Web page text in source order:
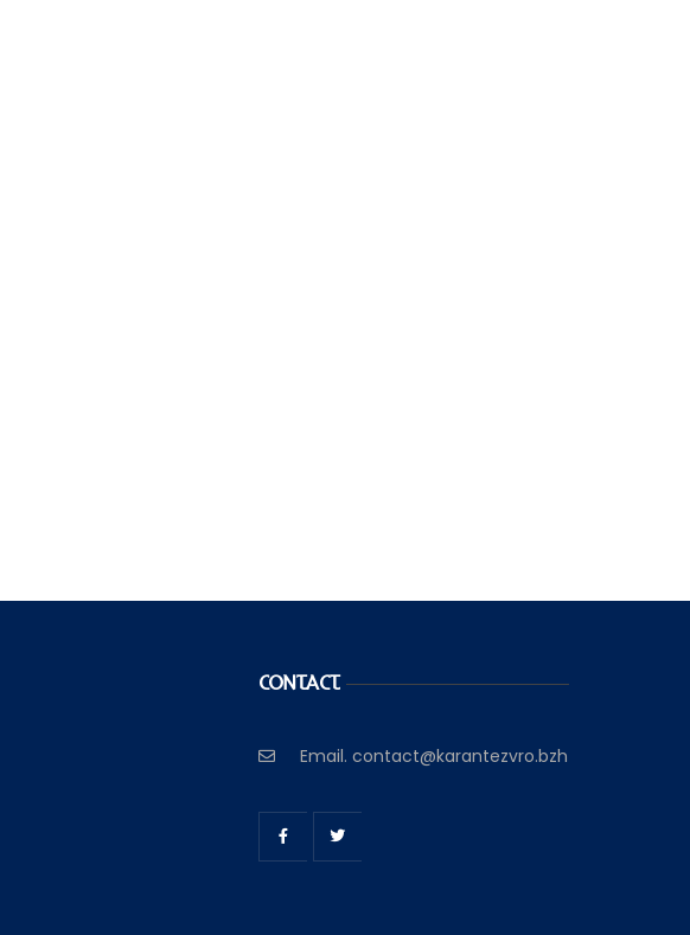
CONTACT
Email. contact@karantezvro.bzh